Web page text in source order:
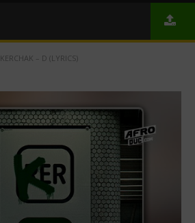
KERCHAK – D (LYRICS)